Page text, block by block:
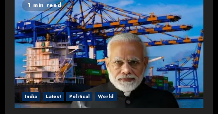
1 min read
India Latest Political World